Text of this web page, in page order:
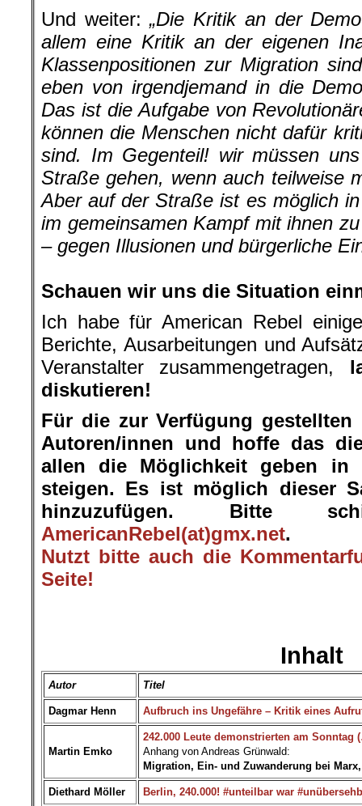
Und weiter: „Die Kritik an der
allem eine Kritik an der eigenen
Klassenpositionen zur Migration
eben von irgendjemand in die
Das ist die Aufgabe von
können die Menschen nicht dafür
sind. Im Gegenteil! wir müssen
Straße gehen, wenn auch teilweise
Aber auf der Straße ist es möglich
im gemeinsamen Kampf mit ihnen
– gegen Illusionen und bürgerliche
Schauen wir uns die Situation
Ich habe für American Rebel
Berichte, Ausarbeitungen und
Veranstalter zusammengetragen,
diskutieren!
Für die zur Verfügung
Autoren/innen und hoffe das
allen die Möglichkeit geben
steigen. Es ist möglich dieser
hinzuzufügen. Bitte
AmericanRebel(at)gmx.net.
Nutzt bitte auch die
Seite!
Inhalt
Autor Titel
Dagmar Henn Aufbruch ins Ungefähre – Kritik eines
Martin Emko
242.000 Leute demonstrierten am Sonntag
Anhang von Andreas Grünwald:
Migration, Ein- und Zuwanderung bei
Diethard Möller Berlin, 240.000! #unteilbar war